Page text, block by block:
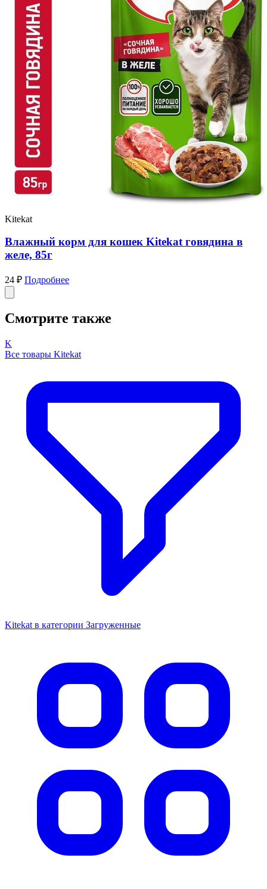
Kitekat
Влажный корм для кошек Kitekat говядина в
желе, 85г
24 ₽ Подробнее
Смотрите также
K
Все товары Kitekat
Kitekat в категории Загруженные